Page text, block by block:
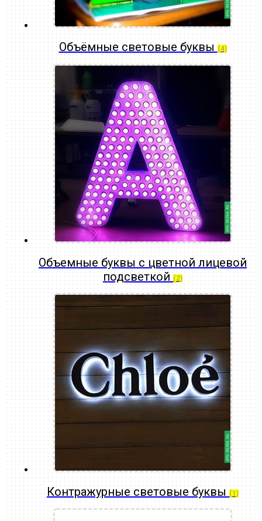
Объёмные световые буквы(4)
Объемные буквы с цветной лицевой
подсветкой(2)
Контражурные световые буквы (1)